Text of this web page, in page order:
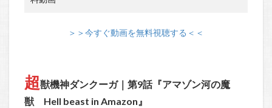
＞＞今すぐ動画を無料視聴する＜＜
超獣機神ダンクーガ｜第9話『アマゾン河の魔
獣 Hell beast in Amazon』